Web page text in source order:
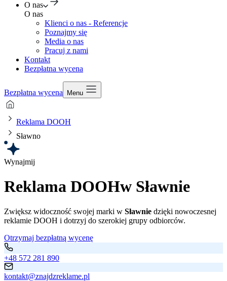
O nas
O nas
Klienci o nas - Referencje
Poznajmy się
Media o nas
Pracuj z nami
Kontakt
Bezpłatna wycena
Bezpłatna wycena Menu
Reklama DOOH
Sławno
Wynajmij
Reklama DOOHw Sławnie
Zwiększ widoczność swojej marki w Sławnie dzięki nowoczesnej
reklamie DOOH i dotrzyj do szerokiej grupy odbiorców.
Otrzymaj bezpłatną wycenę
+48 572 281 890
kontakt@znajdzreklame.pl